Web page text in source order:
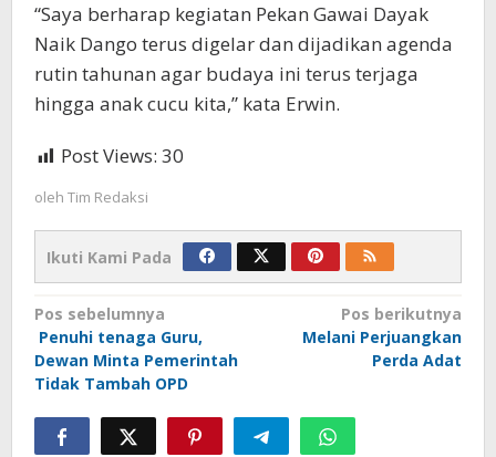
“Saya berharap kegiatan Pekan Gawai Dayak
Naik Dango terus digelar dan dijadikan agenda
rutin tahunan agar budaya ini terus terjaga
hingga anak cucu kita,” kata Erwin.
Post Views: 30
oleh Tim Redaksi
Ikuti Kami Pada
Navigasi
pos
Pos sebelumnya
Penuhi tenaga Guru,
Dewan Minta Pemerintah
Tidak Tambah OPD
Pos berikutnya
Melani Perjuangkan
Perda Adat